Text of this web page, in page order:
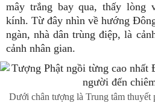
mây trắng bay qua, thấy lòng
kính. Từ đây nhìn về hướng
ngàn, nhà dân trùng điệp, là
cảnh nhân gian.
Dưới chân tượng là Trung tâm thuyết